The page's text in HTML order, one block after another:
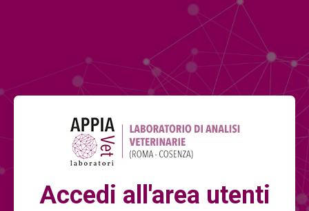
Accedi all'area utenti